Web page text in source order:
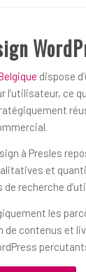
dispose
l’utilisateur, ce
à Presles
et
recherche
les
de contenus et